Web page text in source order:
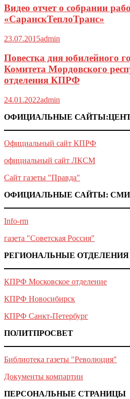
Видео отчет о собрании
«СаранскТеплоТранс»
23.07.2015admin
Повестка дня юбилейного
Комитета Мордовского
отделения КПРФ
24.01.2022admin
ОФИЦИАЛЬНЫЕ
Официальный сайт КПРФ
официальный сайт ЛКСМ
Сайт газеты "Правда"
ОФИЦИАЛЬНЫЕ САЙТЫ: СМИ
Info-rm
газета "Советская Россия"
РЕГИОНАЛЬНЫЕ ОТДЕЛЕНИЯ
КПРФ Московское отделение
КПРФ Новосибирск
КПРФ Санкт-Петербург
ПОЛИТПРОСВЕТ
Библиотека газеты "Революция"
Документы компартии
ПЕРСОНАЛЬНЫЕ СТРАНИЦЫ